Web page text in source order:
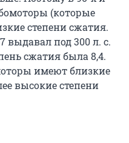
(которые
степени сжатия.
выдавал под 300 л. с.
сжатия была 8,4.
имеют близкие
высокие степени